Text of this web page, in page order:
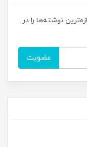
نوشته‌ها را در
عضویت